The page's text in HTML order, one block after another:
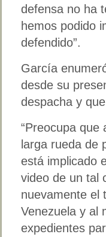
defensa no ha
hemos podido
defendido”.
García
desde su
despacha y
“Preocupa que
larga rueda de
está implicado
video de un tal
nuevamente el
Venezuela y al
expedientes